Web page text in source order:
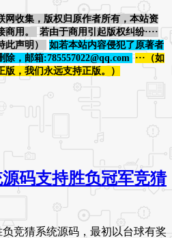
网收集，版权归原作者所有，本站资
用。
若由于商用引起版权纠纷····
此声明）
如若本站内容侵犯了原著者
，邮箱:785557022@qq.com
···（如
，我们永远支持正版。）
码支持胜负冠军竞猜
竞猜系统源码，最初以台球有奖